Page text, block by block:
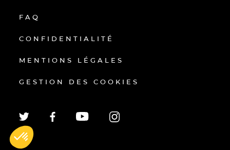
FAQ
CONFIDENTIALITÉ
MENTIONS LÉGALES
GESTION DES COOKIES